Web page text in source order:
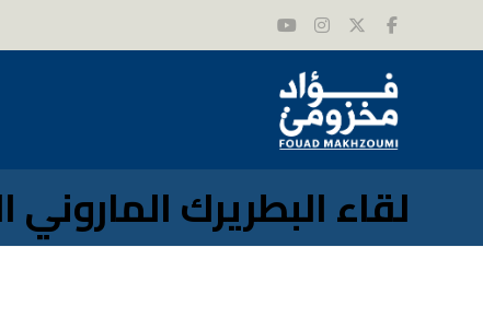
لقاء البطريرك